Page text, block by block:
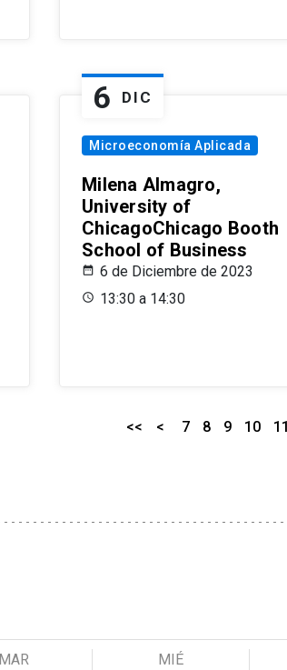
6 DIC
Microeconomía Aplicada
Milena Almagro,
University of
ChicagoChicago Booth
School of Business
6 de Diciembre de 2023
13:30 a 14:30
<< < 7 8 9 10 11
MAR MIÉ